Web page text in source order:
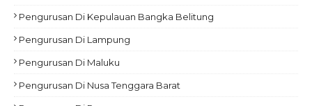
Pengurusan Di Kepulauan Bangka Belitung
Pengurusan Di Lampung
Pengurusan Di Maluku
Pengurusan Di Nusa Tenggara Barat